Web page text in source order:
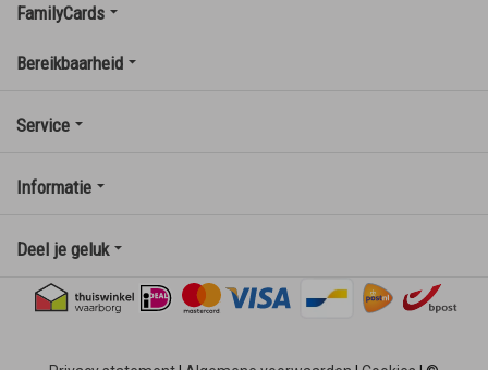
FamilyCards
Bereikbaarheid
Service
Informatie
Deel je geluk